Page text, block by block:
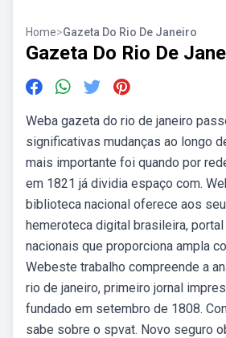
Home>Gazeta Do Rio De Janeiro
Gazeta Do Rio De
Weba gazeta do rio de janeiro
significativas mudanças ao longo
mais importante foi quando por
em 1821 já dividia espaço com.
biblioteca nacional oferece aos
hemeroteca digital brasileira,
nacionais que proporciona ampla
Webeste trabalho compreende a
rio de janeiro, primeiro jornal
fundado em setembro de 1808.
sabe sobre o spvat. Novo seguro